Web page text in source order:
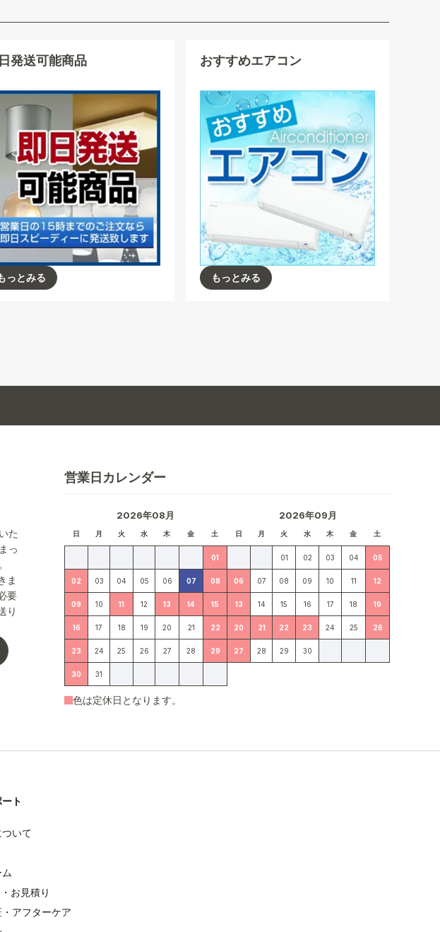
発送可能商品
っとみる
おすすめエアコン
もっとみる
た
っ
ま
要
り
営業日カレンダー
2026年08月
日 月 火 水 木 金 土
01
02 03 04 05 06 07 08
09 10 11 12 13 14 15
16 17 18 19 20 21 22
23 24 25 26 27 28 29
30 31
2026年09月
日 月 火 水 木 金 土
01 02 03 04 05
06 07 08 09 10 11 12
13 14 15 16 17 18 19
20 21 22 23 24 25 26
27 28 29 30
色は定休日となります。
ト
いて
お見積り
・アフターケア